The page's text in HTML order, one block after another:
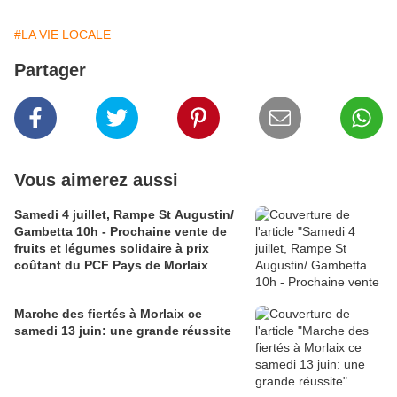
#LA VIE LOCALE
Partager
Vous aimerez aussi
Samedi 4 juillet, Rampe St Augustin/
Gambetta 10h - Prochaine vente de
fruits et légumes solidaire à prix
coûtant du PCF Pays de Morlaix
Marche des fiertés à Morlaix ce
samedi 13 juin: une grande réussite